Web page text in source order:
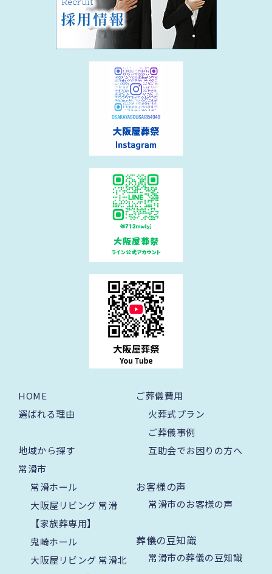
HOME
選ばれる理由
地域から探す
常滑市
常滑ホール
大阪屋リビング 常滑
【家族葬専用】
鬼崎ホール
大阪屋リビング 常滑北
ご葬儀費用
火葬式プラン
ご葬儀事例
互助会でお困りの方へ
お客様の声
常滑市のお客様の声
葬儀の豆知識
常滑市の葬儀の豆知識